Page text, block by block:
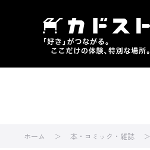
ホーム 本・コミック・雑誌